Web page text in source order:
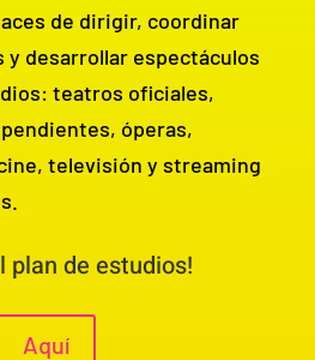
de dirigir, coordinar
desarrollar espectáculos
teatros oficiales,
óperas,
televisión y streaming
plan de estudios!
Aquí